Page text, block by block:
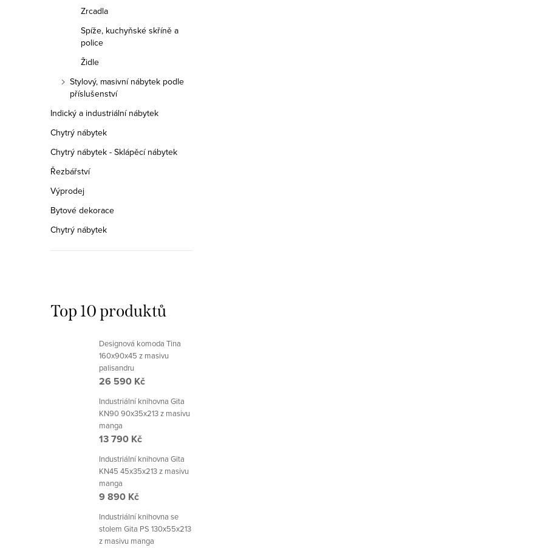
Zrcadla
Spíže, kuchyňské skříně a
police
Židle
Stylový, masivní nábytek podle
příslušenství
Indický a industriální nábytek
Chytrý nábytek
Chytrý nábytek - Sklápěcí nábytek
Řezbářství
Výprodej
Bytové dekorace
Chytrý nábytek
Top 10 produktů
Designová komoda Tina
160x90x45 z masivu
palisandru
26 590 Kč
Industriální knihovna Gita
KN90 90x35x213 z masivu
manga
13 790 Kč
Industriální knihovna Gita
KN45 45x35x213 z masivu
manga
9 890 Kč
Industriální knihovna se
stolem Gita PS 130x55x213
z masivu manga